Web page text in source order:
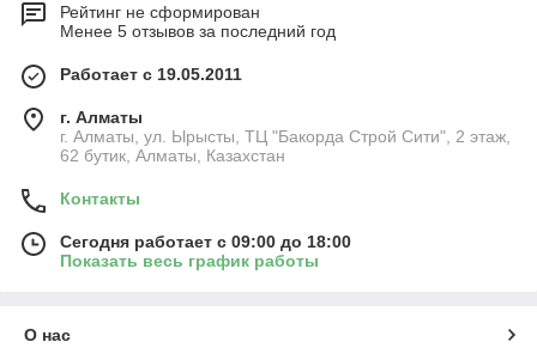
Рейтинг не сформирован
Менее 5 отзывов за последний год
Работает с 19.05.2011
г. Алматы
г. Алматы, ул. Ырысты, ТЦ "Бакорда Строй Сити", 2 этаж,
62 бутик, Алматы, Казахстан
Контакты
Сегодня работает с 09:00 до 18:00
Показать весь график работы
О нас